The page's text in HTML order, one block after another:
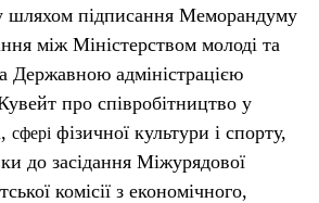
шляхом підписання Меморандуму
між Міністерством молоді та
Державною адміністрацією
про співробітництво у
сфері фізичної культури і спорту,
до засідання Міжурядової
комісії з економічного,